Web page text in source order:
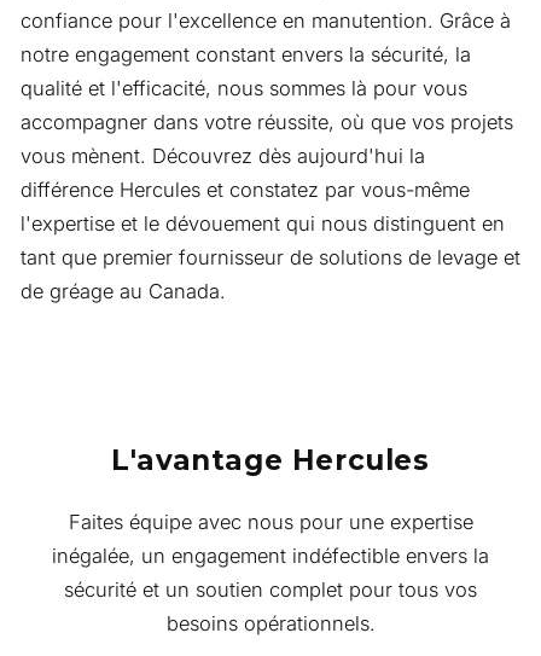
confiance pour l'excellence en manutention. Grâce à
notre engagement constant envers la sécurité, la
qualité et l'efficacité, nous sommes là pour vous
accompagner dans votre réussite, où que vos projets
vous mènent. Découvrez dès aujourd'hui la
différence Hercules et constatez par vous-même
l'expertise et le dévouement qui nous distinguent en
tant que premier fournisseur de solutions de levage et
de gréage au Canada.
L'avantage Hercules
Faites équipe avec nous pour une expertise
inégalée, un engagement indéfectible envers la
sécurité et un soutien complet pour tous vos
besoins opérationnels.